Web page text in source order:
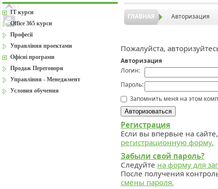
ГЛАВНАЯ Авторизация
Пожалуйста,
Авторизация
Логин:
Пароль:
Запомнить меня на этом
Регистрация
Если вы впервые на
регистрационную форму.
Забыли свой пароль?
Следуйте на форму для
После получения
смены пароля.
IT курси
Office 365 курси
Професії
Управління проектами
Офісні програми
Продаж Переговори
Управління - Менеджмент
Условия обучения